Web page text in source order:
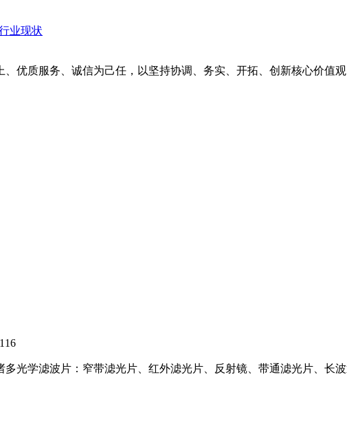
业现状
优质服务、诚信为己任，以坚持协调、务实、开拓、创新核心价值
光学滤波片：窄带滤光片、红外滤光片、反射镜、带通滤光片、长